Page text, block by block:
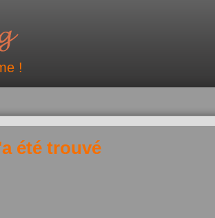
!
été trouvé